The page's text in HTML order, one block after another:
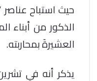
حيث استباح
العشيرةَ بمحاربته.